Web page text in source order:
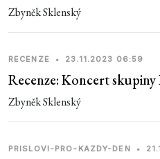
Zbyněk Sklenský
RECENZE • 23.11.2023 06:59
Recenze: Koncert
Zbyněk Sklenský
PRISLOVI-PRO-KAZDY-DEN •